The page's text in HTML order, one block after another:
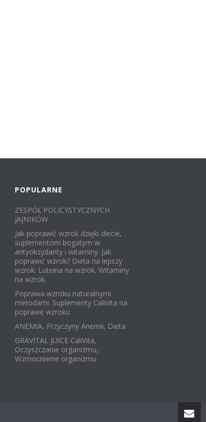
POPULARNE
ZESPÓŁ POLICYSTYCZNYCH
JAJNIKÓW
Jak poprawić wzrok dzięki diecie,
suplementom bogatym w
antyoksydanty i witaminy. Jak
poprawić wzrok? Dieta na lepszy
wzrok. Luteina na wzrok. Witaminy
na wzrok.
Poprawa wzroku naturalnymi
metodami. Suplementy CaliVita na
poprawę wzroku
ANEMIA, Przyczyny Anemii, Dieta
GRAVITAL JUICE CaliVita,
Oczyszczanie organizmu,
Wzmocnienie organizmu